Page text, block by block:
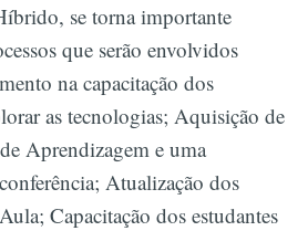
se torna importante
que serão envolvidos
na capacitação dos
as tecnologias; Aquisição de
Aprendizagem e uma
Atualização dos
Capacitação dos estudantes